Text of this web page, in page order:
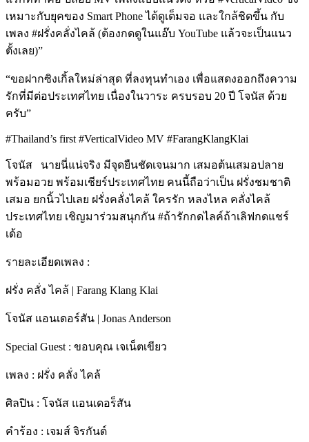
เหมาะกับยุคของ Smart Phone ได้ดูเต็มจอ และใกล้ชิดขึ้น กับ
เพลง #ฝรั่งคลั่งไคล้ (ต้องกดดูในแอ๊บ YouTube แล้วจะเป็นแนว
ตั้งเลย)”
“ขอฝากซิงเกิ้ลใหม่ล่าสุด ที่ลงทุนทำเอง เพื่อแสดงออกถึงความ
รักที่มีต่อประเทศไทย เนื่องในวาระ ครบรอบ 20 ปี โจนัส ด้วย
ครับ”
#Thailand’s first #VerticalVideo MV #FarangKlangKlai
โจนัส นายนี่แน่จริง มีจุดยืนชัดเจนมาก เสมอต้นเสมอปลาย
พร้อมอวย พร้อมเชียร์ประเทศไทย คนนี้ถือว่าเป็น ฝรั่งชมชาติ
เสมอ ยกนิ้วไปเลย ฝรั่งคลั่งไคล้ ใครรัก หลงไหล คลั่งไคล้
ประเทศไทย เชิญมาร่วมสนุกกัน #ถ้ารักกดไลค์ถ้าเลิฟกดแชร์
เด้อ
รายละเอียดเพลง :
ฝรั่ง คลั่ง ไคล้ | Farang Klang Klai
โจนัส แอนเดอร์สัน | Jonas Anderson
Special Guest : ขอบคุณ เจเน็ตเขียว
เพลง : ฝรั่ง คลั่ง ไคล้
ศิลปิน : โจนัส แอนเดอร็สัน
คำร้อง : เจมส์ จิรกันต์